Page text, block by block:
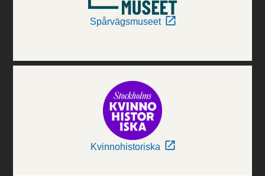
Spårvägsmuseet
Kvinnohistoriska